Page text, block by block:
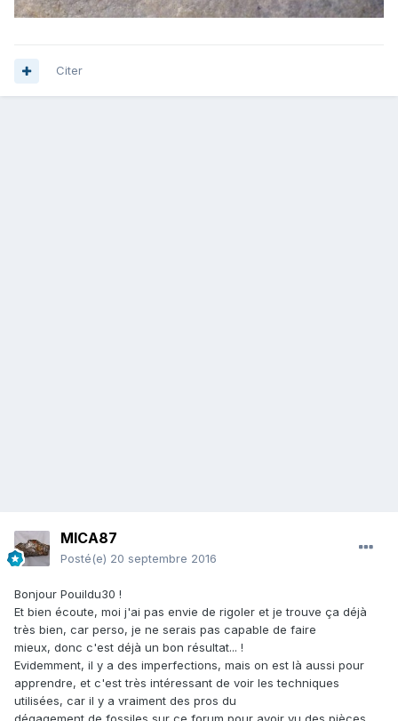
Citer
MICA87
Posté(e) 20 septembre 2016
Bonjour Pouildu30 !
Et bien écoute, moi j'ai pas envie de rigoler et je trouve ça déjà
très bien, car perso, je ne serais pas capable de faire
mieux, donc c'est déjà un bon résultat... !
Evidemment, il y a des imperfections, mais on est là aussi pour
apprendre, et c'est très intéressant de voir les techniques
utilisées, car il y a vraiment des pros du